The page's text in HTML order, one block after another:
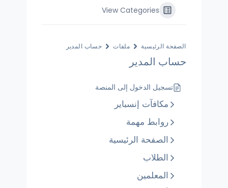
View Categories
الصفحة الرئيسية ملفات حساب المدير
حساب المدير
تسجيل الدخول إلى المنصة
مكافآت إنسباير
روابط مهمة
الصفحة الرئيسية
الطلاب
المعلمين